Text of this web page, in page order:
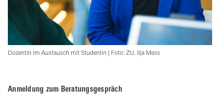
Dozentin im Austausch mit Studentin | Foto: ZU, Ilja Mess
Anmeldung zum Beratungsgespräch